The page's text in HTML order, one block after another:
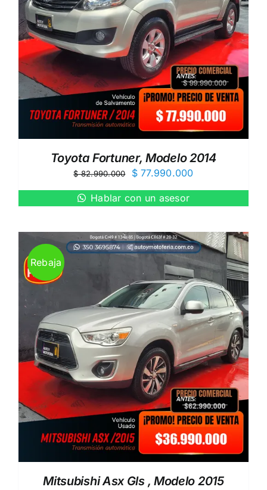
Toyota Fortuner, Modelo 2014
$82.990.000
El
precio
original
$ 82.990.000.
$77.990.000El
precio
actual
$ 77.990.000.
Hablar con un asesor
Rebaja
Mitsubishi Asx Gls , Modelo 2015